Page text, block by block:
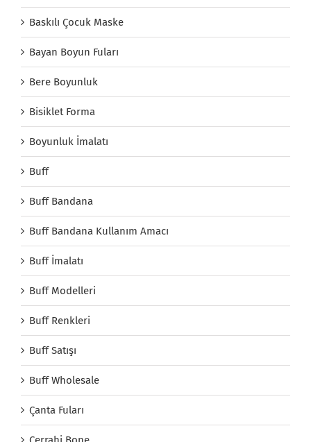
Baskılı Çocuk Maske
Bayan Boyun Fuları
Bere Boyunluk
Bisiklet Forma
Boyunluk İmalatı
Buff
Buff Bandana
Buff Bandana Kullanım Amacı
Buff İmalatı
Buff Modelleri
Buff Renkleri
Buff Satışı
Buff Wholesale
Çanta Fuları